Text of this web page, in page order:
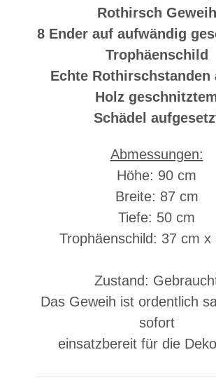
Rothirsch Geweih
8 Ender auf aufwändig
Trophäenschild
Echte Rothirschstanden
Holz
Schädel
Abmessungen:
Höhe: 90 cm
Breite: 87 cm
Tiefe: 50 cm
Trophäenschild: 37 cm x
Zustand:
Das Geweih ist ordentlich
sofort
einsatzbereit für die